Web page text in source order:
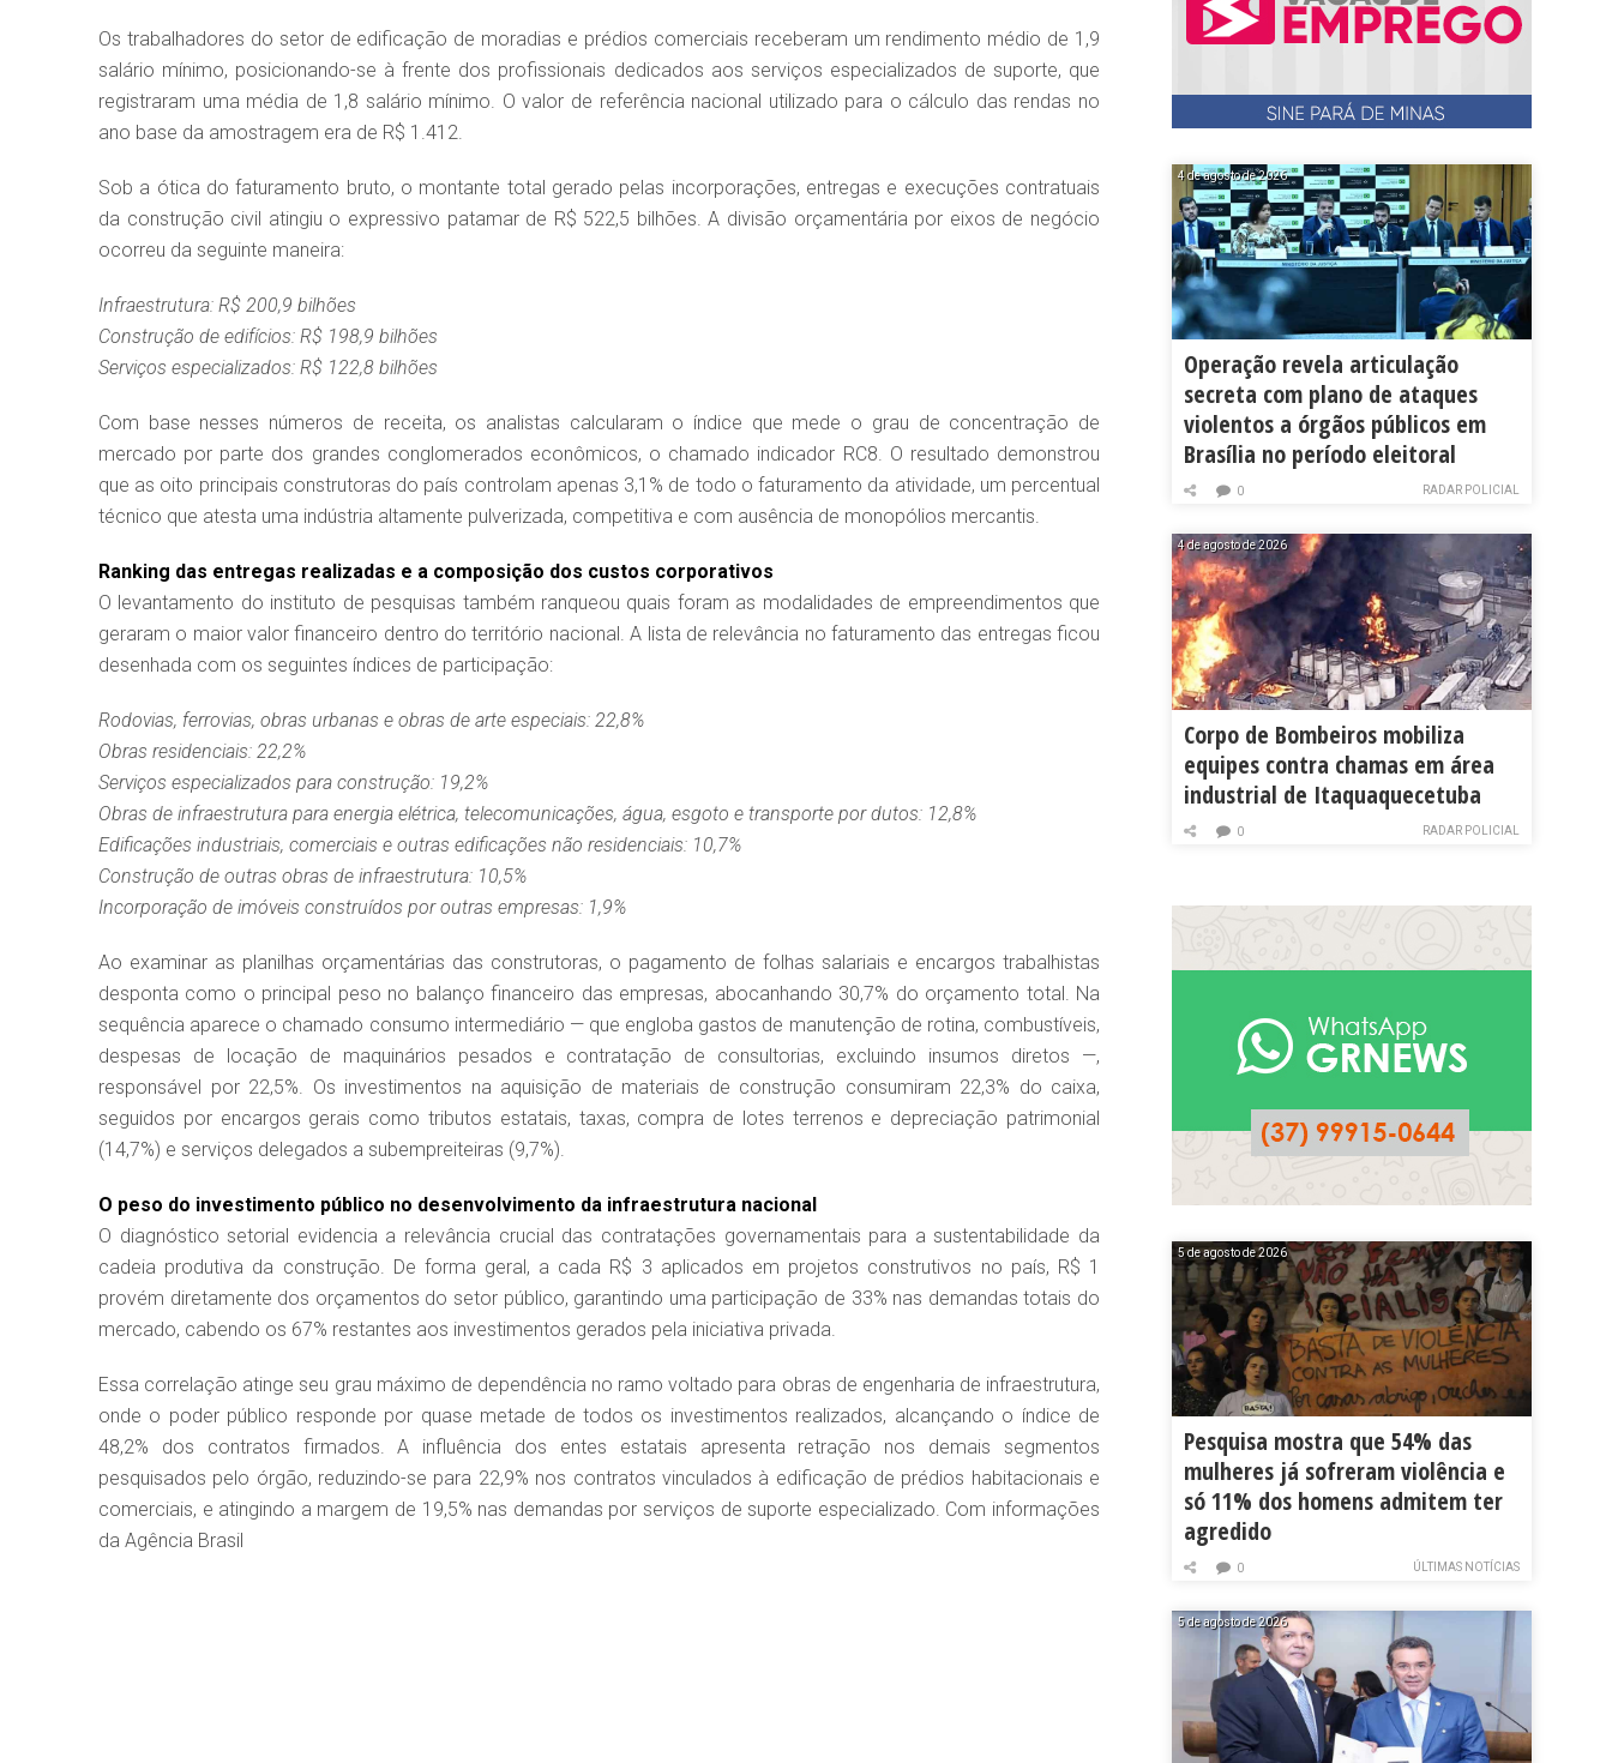
Os trabalhadores do setor de edificação de moradias e prédios comerciais receberam um rendimento médio de 1,9
salário mínimo, posicionando-se à frente dos profissionais dedicados aos serviços especializados de suporte, que
registraram uma média de 1,8 salário mínimo. O valor de referência nacional utilizado para o cálculo das rendas no
ano base da amostragem era de R$ 1.412.
Sob a ótica do faturamento bruto, o montante total gerado pelas incorporações, entregas e execuções contratuais
da construção civil atingiu o expressivo patamar de R$ 522,5 bilhões. A divisão orçamentária por eixos de negócio
ocorreu da seguinte maneira:
Infraestrutura: R$ 200,9 bilhões
Construção de edifícios: R$ 198,9 bilhões
Serviços especializados: R$ 122,8 bilhões
Com base nesses números de receita, os analistas calcularam o índice que mede o grau de concentração de
mercado por parte dos grandes conglomerados econômicos, o chamado indicador RC8. O resultado demonstrou
que as oito principais construtoras do país controlam apenas 3,1% de todo o faturamento da atividade, um percentual
técnico que atesta uma indústria altamente pulverizada, competitiva e com ausência de monopólios mercantis.
Ranking das entregas realizadas e a composição dos custos corporativos
O levantamento do instituto de pesquisas também ranqueou quais foram as modalidades de empreendimentos que
geraram o maior valor financeiro dentro do território nacional. A lista de relevância no faturamento das entregas ficou
desenhada com os seguintes índices de participação:
Rodovias, ferrovias, obras urbanas e obras de arte especiais: 22,8%
Obras residenciais: 22,2%
Serviços especializados para construção: 19,2%
Obras de infraestrutura para energia elétrica, telecomunicações, água, esgoto e transporte por dutos: 12,8%
Edificações industriais, comerciais e outras edificações não residenciais: 10,7%
Construção de outras obras de infraestrutura: 10,5%
Incorporação de imóveis construídos por outras empresas: 1,9%
Ao examinar as planilhas orçamentárias das construtoras, o pagamento de folhas salariais e encargos trabalhistas
desponta como o principal peso no balanço financeiro das empresas, abocanhando 30,7% do orçamento total. Na
sequência aparece o chamado consumo intermediário — que engloba gastos de manutenção de rotina, combustíveis,
despesas de locação de maquinários pesados e contratação de consultorias, excluindo insumos diretos —,
responsável por 22,5%. Os investimentos na aquisição de materiais de construção consumiram 22,3% do caixa,
seguidos por encargos gerais como tributos estatais, taxas, compra de lotes terrenos e depreciação patrimonial
(14,7%) e serviços delegados a subempreiteiras (9,7%).
O peso do investimento público no desenvolvimento da infraestrutura nacional
O diagnóstico setorial evidencia a relevância crucial das contratações governamentais para a sustentabilidade da
cadeia produtiva da construção. De forma geral, a cada R$ 3 aplicados em projetos construtivos no país, R$ 1
provém diretamente dos orçamentos do setor público, garantindo uma participação de 33% nas demandas totais do
mercado, cabendo os 67% restantes aos investimentos gerados pela iniciativa privada.
Essa correlação atinge seu grau máximo de dependência no ramo voltado para obras de engenharia de infraestrutura,
onde o poder público responde por quase metade de todos os investimentos realizados, alcançando o índice de
48,2% dos contratos firmados. A influência dos entes estatais apresenta retração nos demais segmentos
pesquisados pelo órgão, reduzindo-se para 22,9% nos contratos vinculados à edificação de prédios habitacionais e
comerciais, e atingindo a margem de 19,5% nas demandas por serviços de suporte especializado. Com informações
da Agência Brasil
4 de agosto de 2026
Operação revela articulação
secreta com plano de ataques
violentos a órgãos públicos em
Brasília no período eleitoral
RADAR POLICIAL
0
4 de agosto de 2026
Corpo de Bombeiros mobiliza
equipes contra chamas em área
industrial de Itaquaquecetuba
RADAR POLICIAL
0
5 de agosto de 2026
Pesquisa mostra que 54% das
mulheres já sofreram violência e
só 11% dos homens admitem ter
agredido
ÚLTIMAS NOTÍCIAS
0
5 de agosto de 2026